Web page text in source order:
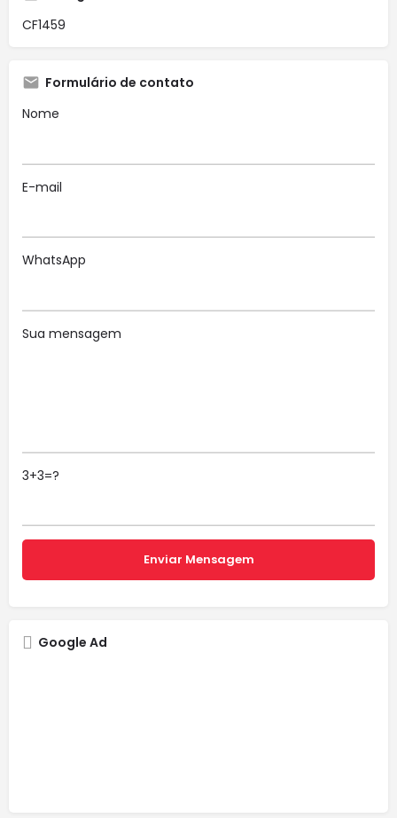
CF1459
Formulário de contato
Nome
E-mail
WhatsApp
Sua mensagem
3+3=?
Google Ad